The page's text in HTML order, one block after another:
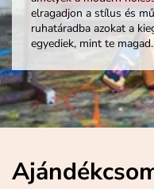
elragadjon a stílus és
ruhatáradba azokat a
egyediek, mint te magad.